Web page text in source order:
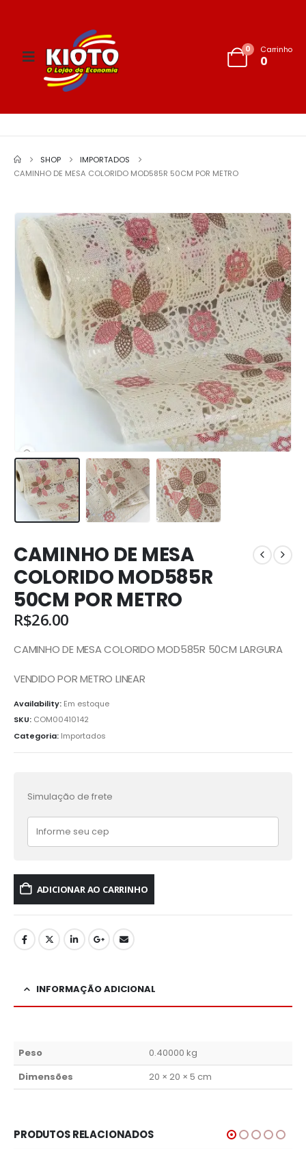
0 Carrinho
0
SHOP
IMPORTADOS
CAMINHO DE MESA COLORIDO MOD585R 50CM POR METRO
CAMINHO DE MESA
COLORIDO MOD585R
50CM POR METRO
R$26.00
CAMINHO DE MESA COLORIDO MOD585R 50CM LARGURA
VENDIDO POR METRO LINEAR
Availability: Em estoque
SKU: COM00410142
Categoria: Importados
Simulação de frete
ADICIONAR AO CARRINHO
INFORMAÇÃO ADICIONAL
Peso
0.40000 kg
Dimensões
20 × 20 × 5 cm
PRODUTOS RELACIONADOS